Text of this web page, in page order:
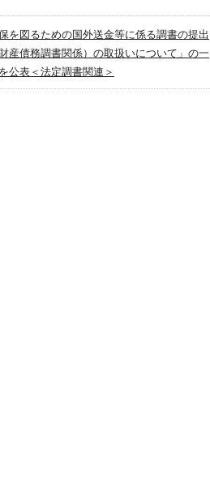
を図るための国外送金等に係る調書の提出
産債務調書関係）の取扱いについて」の一
公表＜法定調書関連＞